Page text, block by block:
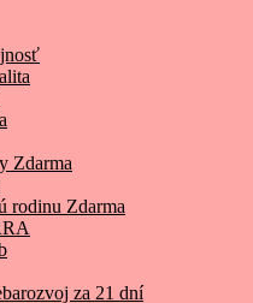
Zdarma
rodinu Zdarma
za 21 dní